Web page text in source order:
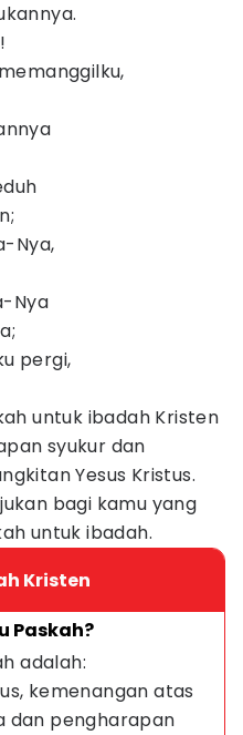
Nya,
Nya
pergi,
untuk ibadah Kristen
syukur dan
Yesus Kristus.
bagi kamu yang
untuk ibadah.
Kristen
Paskah?
adalah:
kemenangan atas
dan pengharapan